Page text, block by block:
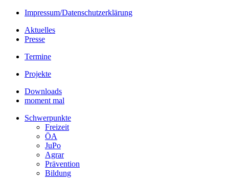
Impressum/Datenschutzerklärung
Aktuelles
Presse
Termine
Projekte
Downloads
moment mal
Schwerpunkte
Freizeit
ÖA
JuPo
Agrar
Prävention
Bildung